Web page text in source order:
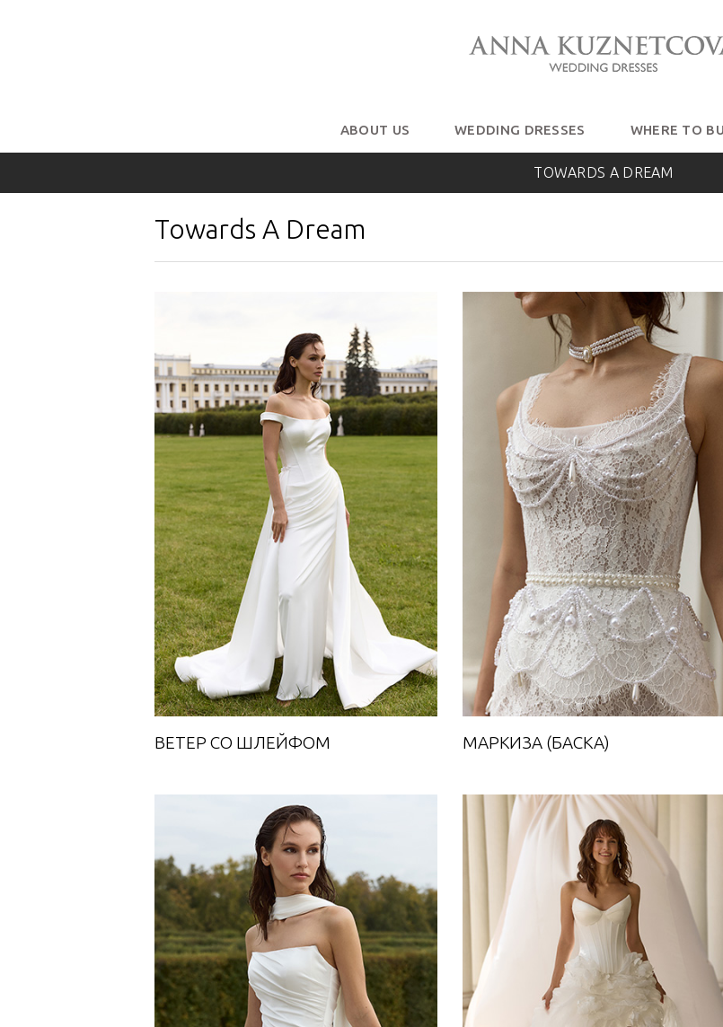
ABOUT US WEDDING DRESSES WHERE TO
TOWARDS A DREAM
Towards A Dream
ВЕТЕР СО ШЛЕЙФОМ
Towards A Dream
ВЕТЕР СО ШЛЕЙФОМ
МАРКИЗА (БАСКА)
Towards A Dream
МАРКИЗА (БАСКА)
МУСКАТ
Towards A Dream
ЛАЗУРЬ
Towards A Dream